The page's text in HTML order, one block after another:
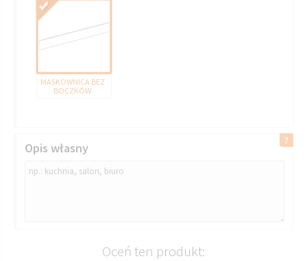
MASKOWNICA BEZ
BOCZKÓW
Opis własny
Oceń ten produkt: